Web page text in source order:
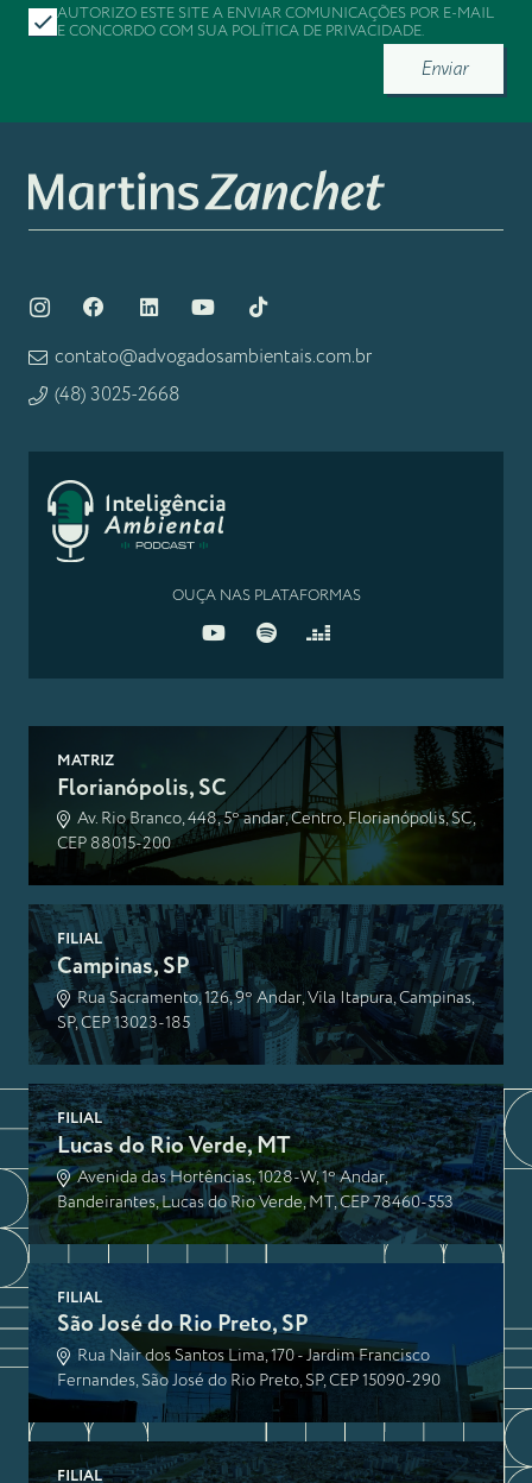
AUTORIZO ESTE SITE A ENVIAR COMUNICAÇÕES POR E-MAIL
E CONCORDO COM SUA POLÍTICA DE PRIVACIDADE.
Enviar
contato@advogadosambientais.com.br
(48) 3025-2668
OUÇA NAS PLATAFORMAS
MATRIZ
Florianópolis, SC
Av. Rio Branco, 448, 5º andar, Centro, Florianópolis, SC,
CEP 88015-200
FILIAL
Campinas, SP
Rua Sacramento, 126, 9º Andar, Vila Itapura, Campinas,
SP, CEP 13023-185
FILIAL
Lucas do Rio Verde, MT
Avenida das Hortências, 1028-W, 1º Andar,
Bandeirantes, Lucas do Rio Verde, MT, CEP 78460-553
FILIAL
São José do Rio Preto, SP
Rua Nair dos Santos Lima, 170 - Jardim Francisco
Fernandes, São José do Rio Preto, SP, CEP 15090-290
FILIAL